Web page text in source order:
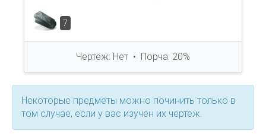
7
Чертёж: Нет • Порча: 20%
Некоторые предметы можно починить только в
том случае, если у вас изучен их чертеж.